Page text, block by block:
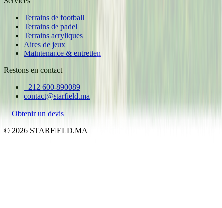
Terrains de football
Terrains de padel
Terrains acryliques
Aires de jeux
Maintenance & entretien
Restons en contact
+212 600-890089
contact@starfield.ma
Obtenir un devis
© 2026 STARFIELD.MA